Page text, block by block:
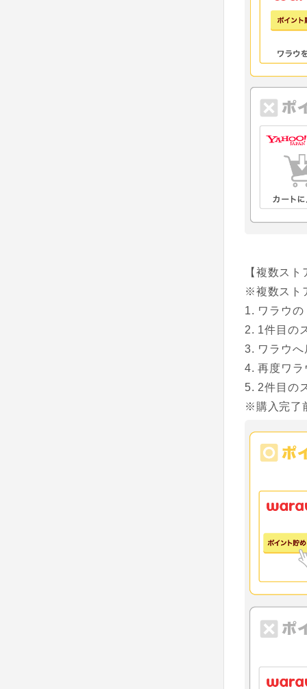
【複数ス
※複数スト
ワラウ
1件目の
ワラウへ
再度ワラ
2件目の
※購入完了